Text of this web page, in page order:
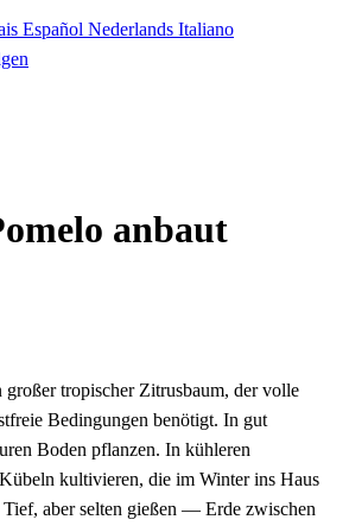
Español Nederlands Italiano
anbaut
großer tropischer Zitrusbaum, der volle
Bedingungen benötigt. In gut
Boden pflanzen. In kühleren
kultivieren, die im Winter ins Haus
aber selten gießen — Erde zwischen